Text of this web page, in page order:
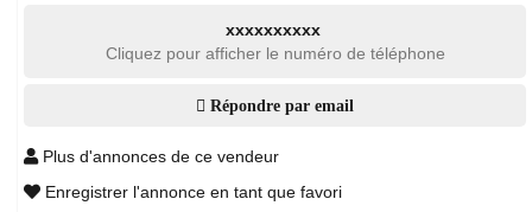
xxxxxxxxxx
Cliquez pour afficher le numéro de téléphone
Répondre par email
Plus d'annonces de ce vendeur
Enregistrer l'annonce en tant que favori